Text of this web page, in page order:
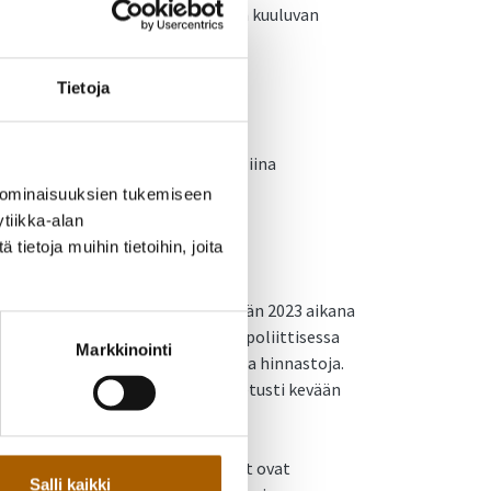
Tietoja
tukemiseen
alan
tietoja muihin tietoihin, joita
Markkinointi
Salli kaikki
Lakeuden alueeseen kuuluvan
palveluvastaavaan Niina
ovat päätöksenteossa kevään 2023 aikana
ja hinnastot on hyväksytty poliittisessa
soveltamisohjeita ja hinnastoja.
porrastetusti kevään
osalta soveltamisohjeet ovat